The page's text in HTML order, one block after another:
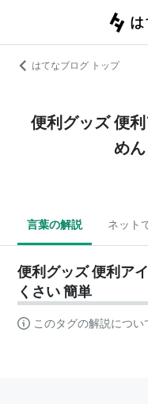
はてなブログ トップ
便利グッズ 便
め
言葉の解説 ネット
便利グッズ 便利ア
くさい 簡単
このタグの解説につい